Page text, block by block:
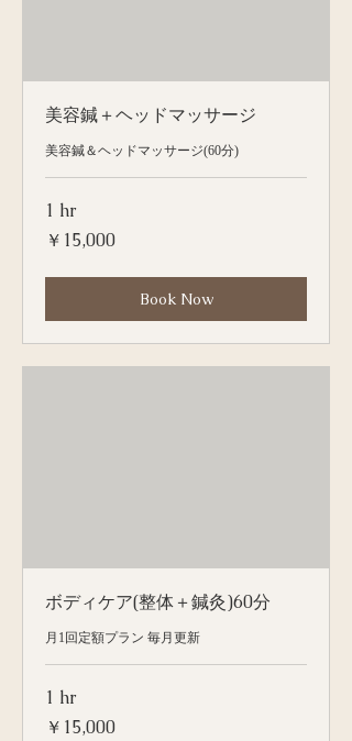
美容鍼＋ヘッドマッサージ
美容鍼＆ヘッドマッサージ(60分)
1 hr
15,000
円
￥15,000
Book Now
ボディケア(整体＋鍼灸)60分
月1回定額プラン 毎月更新
1 hr
15,000
円
￥15,000